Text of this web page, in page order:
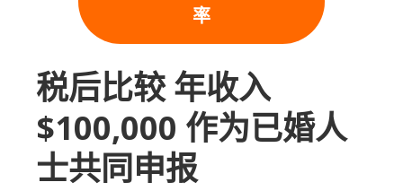
率
税后比较 年收入
$100,000 作为已婚人
士共同申报